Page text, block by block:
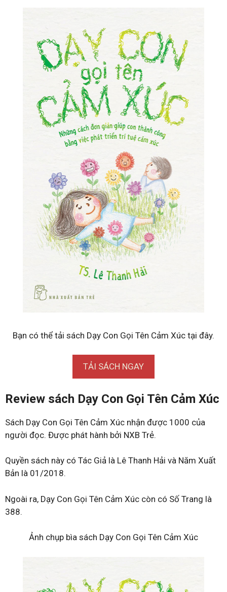
Bạn có thể tải sách Dạy Con Gọi Tên Cảm Xúc tại đây.
TẢI SÁCH NGAY
Review sách Dạy Con Gọi Tên Cảm Xúc
Sách Dạy Con Gọi Tên Cảm Xúc nhận được 1000 của
người đọc. Được phát hành bởi NXB Trẻ.
Quyền sách này có Tác Giả là Lê Thanh Hải và Năm Xuất
Bản là 01/2018.
Ngoài ra, Dạy Con Gọi Tên Cảm Xúc còn có Số Trang là
388.
Ảnh chụp bìa sách Dạy Con Gọi Tên Cảm Xúc